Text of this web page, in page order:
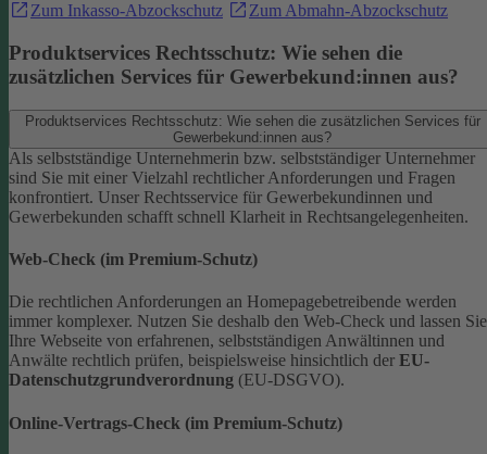
Zum Inkasso-Abzockschutz
Zum Abmahn-Abzockschutz
Produktservices Rechtsschutz: Wie sehen die
zusätzlichen Services für Gewerbekund:innen aus?
Produktservices Rechtsschutz: Wie sehen die zusätzlichen Services für
Gewerbekund:innen aus?
Als selbstständige Unternehmerin bzw. selbstständiger Unternehmer
sind Sie mit einer Vielzahl rechtlicher Anforderungen und Fragen
konfrontiert. Unser Rechtsservice für Gewerbekundinnen und
Gewerbekunden schafft schnell Klarheit in Rechtsangelegenheiten.
Web-Check (im Premium-Schutz)
Die rechtlichen Anforderungen an Homepagebetreibende werden
immer komplexer. Nutzen Sie deshalb den Web-Check und lassen Sie
Ihre Webseite von erfahrenen, selbstständigen Anwältinnen und
Anwälte rechtlich prüfen, beispielsweise hinsichtlich der EU-
Datenschutzgrundverordnung (EU-DSGVO).
Online-Vertrags-Check (im Premium-Schutz)